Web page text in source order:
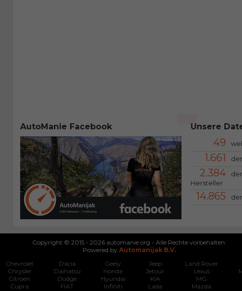
AutoManie Facebook Unsere
49
1.661
2.384
Hersteller
14.865
Copyright © 2015 - 2026 automanie.org - Alle Rechte vorbehalten.
Powered by Automanijak B.V.
Chevrolet
Chrysler
Citroen
Cupra
Dacia
Daihatsu
Dodge
FIAT
Geely
Honda
Hyundai
Infiniti
Jeep
Jetour
KIA
Lada
Land Rover
Lexus
MG
Mazda